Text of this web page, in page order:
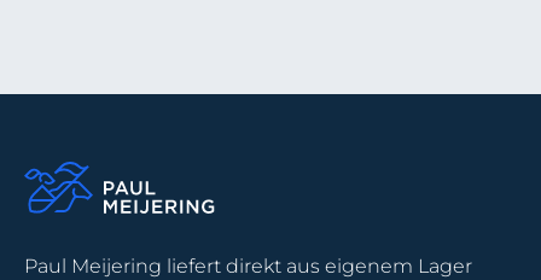
Paul Meijering liefert direkt aus eigenem Lager